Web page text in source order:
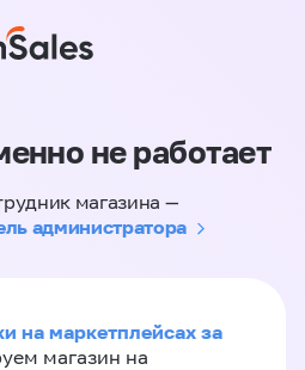
не работает
магазина —
администратора
на маркетплейсах за
магазин на